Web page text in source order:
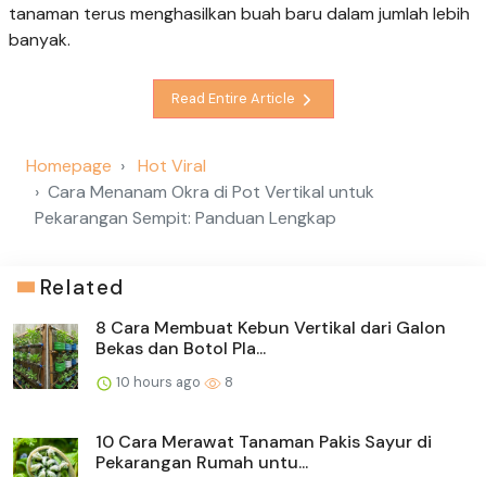
tanaman terus menghasilkan buah baru dalam jumlah lebih
banyak.
Read Entire Article
Homepage
Hot Viral
Cara Menanam Okra di Pot Vertikal untuk
Pekarangan Sempit: Panduan Lengkap
Related
8 Cara Membuat Kebun Vertikal dari Galon
Bekas dan Botol Pla...
10 hours ago 8
10 Cara Merawat Tanaman Pakis Sayur di
Pekarangan Rumah untu...